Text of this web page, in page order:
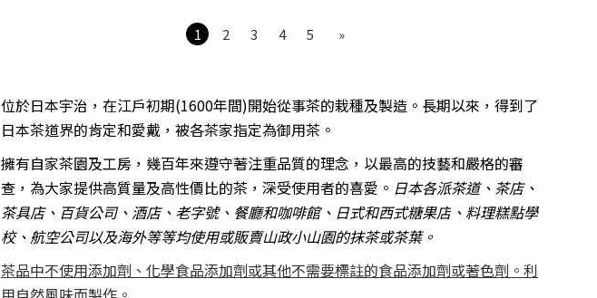
1 2 3 4 5 »
位於日本宇治，在江戶初期(1600年間)開始從事茶的栽種及製造。長期以來，得到了
日本茶道界的肯定和愛戴，被各茶家指定為御用茶。
擁有自家茶園及工房，幾百年來遵守著注重品質的理念，以最高的技藝和嚴格的審
查，為大家提供高質量及高性價比的茶，深受使用者的喜愛。 日本各派茶道、茶店、
茶具店、百貨公司、酒店、老字號、餐廳和咖啡館、日式和西式糖果店 、 料理糕點學
校、 航空公司以及海外等等均使用或販賣山政小山園的抹茶或茶葉。
茶品中不使用添加劑、化學食品添加劑或其他不需要標註的食品添加劑或著色劑。利